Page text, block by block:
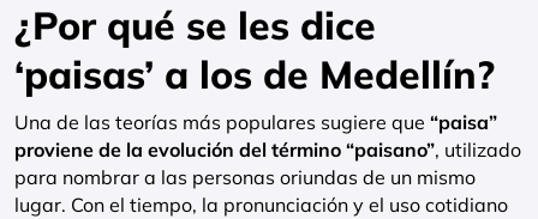
¿Por qué se les dice
‘paisas’ a los de Medellín?
Una de las teorías más populares sugiere que “paisa”
proviene de la evolución del término “paisano”, utilizado
para nombrar a las personas oriundas de un mismo
lugar. Con el tiempo, la pronunciación y el uso cotidiano